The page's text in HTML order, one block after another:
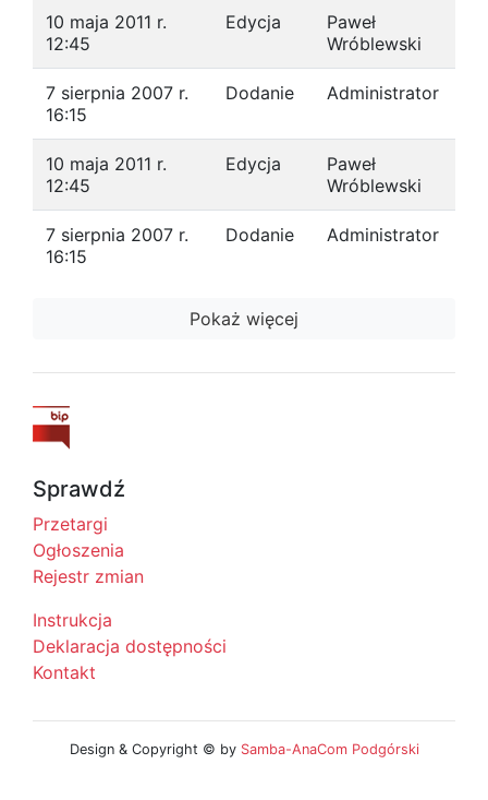
10 maja 2011 r.
12:45
Edycja
Paweł
Wróblewski
7 sierpnia 2007 r.
16:15
Dodanie Administrator
10 maja 2011 r.
12:45
Edycja
Paweł
Wróblewski
7 sierpnia 2007 r.
16:15
Dodanie Administrator
Pokaż więcej
Sprawdź
Przetargi
Ogłoszenia
Rejestr zmian
Instrukcja
Deklaracja dostępności
Kontakt
Design & Copyright © by Samba-AnaCom Podgórski